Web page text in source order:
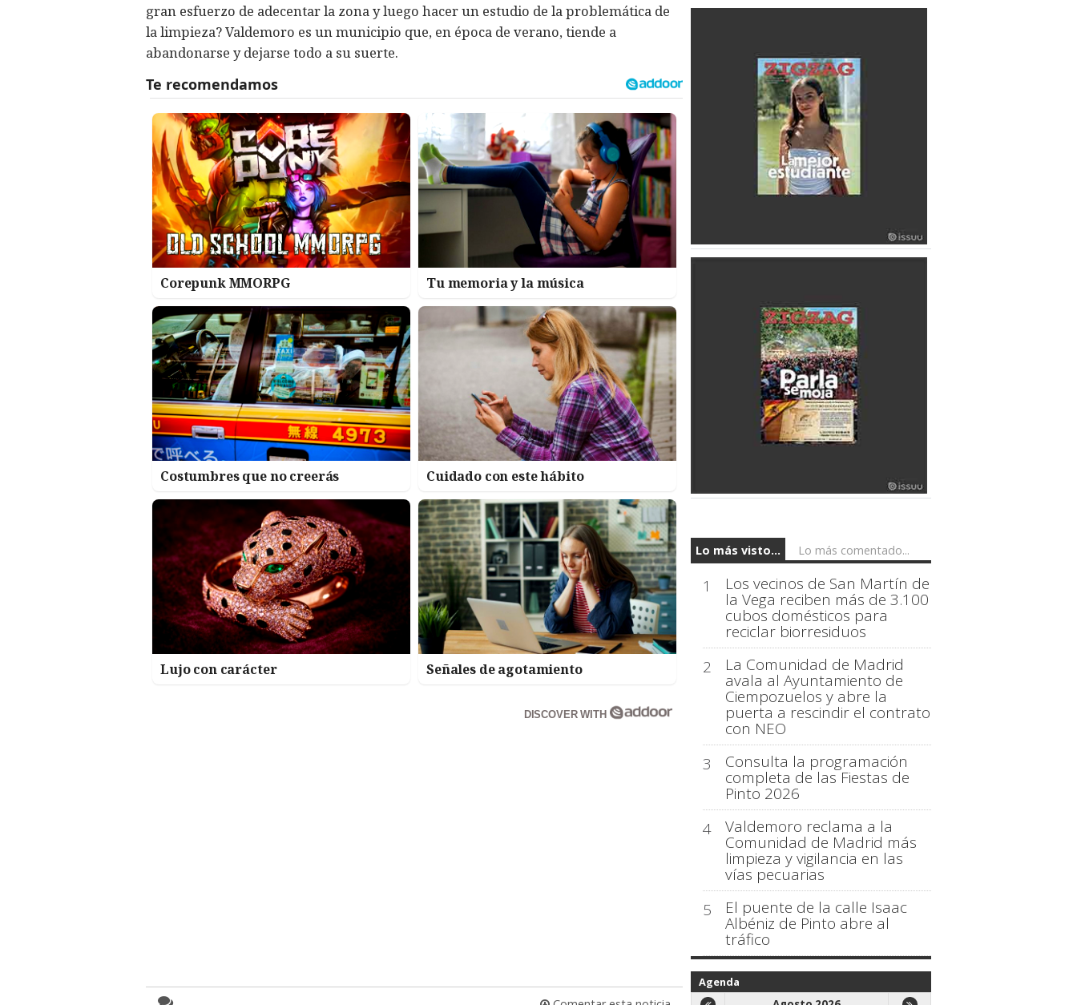
gran esfuerzo de adecentar la zona y luego hacer un estudio de la problemática de
la limpieza? Valdemoro es un municipio que, en época de verano, tiende a
abandonarse y dejarse todo a su suerte.
Corepunk MMORPG Tu memoria y la música
Costumbres que no creerás Cuidado con este hábito
Lujo con carácter Señales de agotamiento
DISCOVER WITH
Lo más visto... Lo más comentado...
1 Los vecinos de San Martín de
la Vega reciben más de 3.100
cubos domésticos para
reciclar biorresiduos
2
La Comunidad de Madrid
avala al Ayuntamiento de
Ciempozuelos y abre la
puerta a rescindir el contrato
con NEO
3
Consulta la programación
completa de las Fiestas de
Pinto 2026
4
Valdemoro reclama a la
Comunidad de Madrid más
limpieza y vigilancia en las
vías pecuarias
5
El puente de la calle Isaac
Albéniz de Pinto abre al
tráfico
Agenda